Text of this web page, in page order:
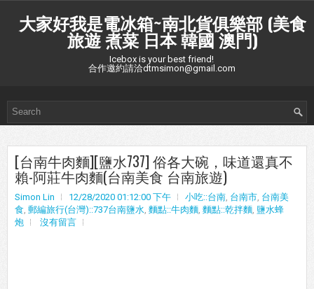
大家好我是電冰箱~南北貨俱樂部 (美食
旅遊 煮菜 日本 韓國 澳門)
Icebox is your best friend!
合作邀約請洽dtmsimon@gmail.com
[台南牛肉麵][鹽水737] 俗各大碗，味道還真不
賴-阿莊牛肉麵(台南美食 台南旅遊)
Simon Lin 12/28/2020 01:12:00 下午 小吃::台南, 台南市, 台南美
食, 郵編旅行(台灣)::737台南鹽水, 麵點::牛肉麵, 麵點::乾拌麵, 鹽水蜂
炮
沒有留言